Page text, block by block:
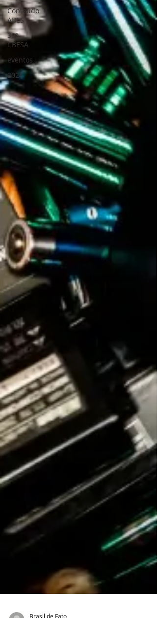
Conteúdo
ABES
33º
CBESA
eventos
2026